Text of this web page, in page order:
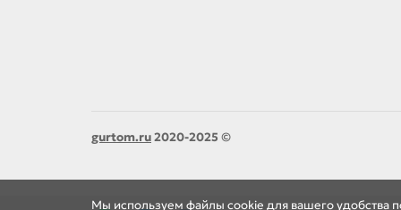
Мы используем файлы cookie для вашего удобства
gurtom.ru2020-2025 ©